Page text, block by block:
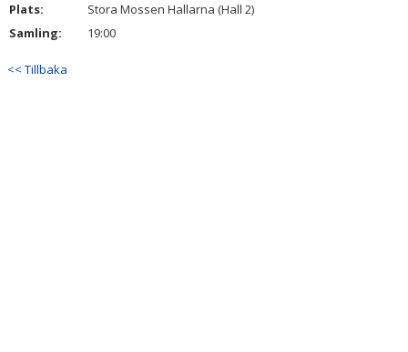
KONTAKT
Plats:
Stora Mossen Hallarna (Hall 2)
Samling:
19:00
<< Tillbaka